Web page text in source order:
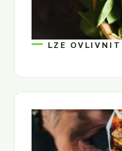
LZE OVLIVNIT